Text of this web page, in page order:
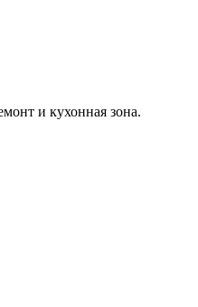
и кухонная зона.